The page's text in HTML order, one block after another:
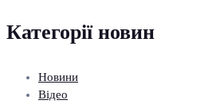
Категорії новин
Новини
Відео